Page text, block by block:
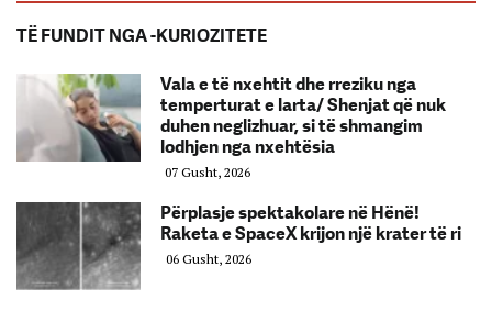
TË FUNDIT NGA -KURIOZITETE
Vala e të nxehtit dhe rreziku nga
temperturat e larta/ Shenjat që nuk
duhen neglizhuar, si të shmangim
lodhjen nga nxehtësia
07 Gusht, 2026
Përplasje spektakolare në Hënë!
Raketa e SpaceX krijon një krater të ri
06 Gusht, 2026